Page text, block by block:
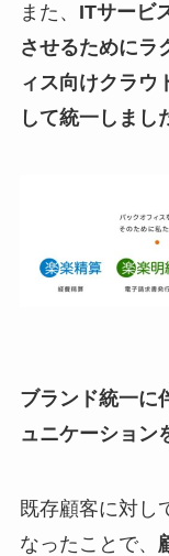
また、 ITサービ
させるためにラ
ィス向けクラウ
して統一しまし
ブランド統一に
ュニケーション
既存顧客に対し
なったことで、